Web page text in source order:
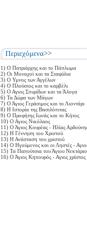
Περιεχόμενα>>
1) Ο Πατριάρχης και το Πάπλωμα
2) Οι Μοναχοί και τα Σταφύλια
3) Ο Υμνος των Αγγέλων
4) Ο Πλούσιος και το καρβέλι
5) Ο Αγιος Σπυρίδων και τα Άλογα
6) Τα Δώρα των Μάγων
7) Ο Άγιος Γεράσιμος και το Λιοντάρι
8) Η Ιστορία της Βασιλόπιτας
9) Ο Προφήτης Ιωνάς και το Κήτος
10) Ο Αγιος Νικόλαος
11) Ο Άγιος Κουρέας - Ηλίας
12) Η Γέννηση του Χριστού
13) Η Ανάσταση του χριστού
14) Ο Ηγούμενος και οι Ληστές -
15) Τα Παπούτσια του Άγιου
16) Ο Άγιος Κηπουρός - Αγιος